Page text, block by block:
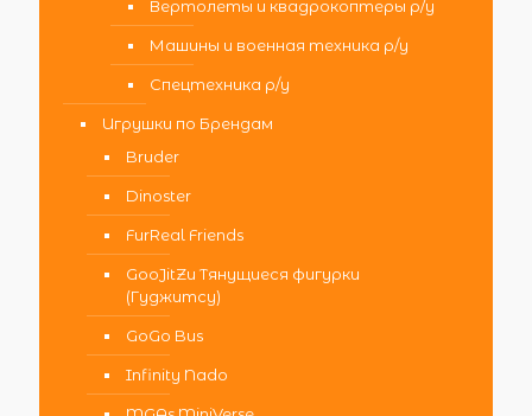
Вертолеты и квадрокоптеры р/у
Машины и военная техника р/у
Спецтехника р/у
Игрушки по Брендам
Bruder
Dinoster
FurReal Friends
GooJitZu Тянущиеся фигурки
(Гуджитсу)
GoGo Bus
Infinity Nado